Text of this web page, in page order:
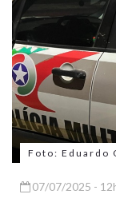
Foto: Eduardo
07/07/2025 -